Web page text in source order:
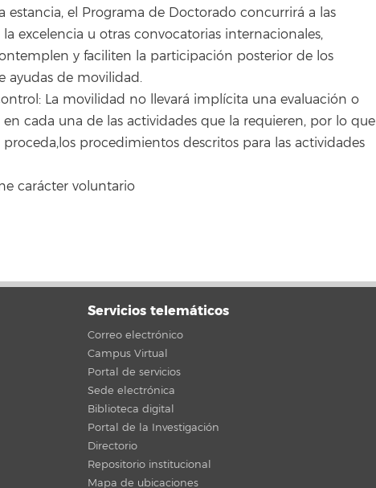
el Programa de Doctorado concurrirá a las
excelencia u otras convocatorias internacionales,
y faciliten la participación posterior de los
ayudas de movilidad.
La movilidad no llevará implícita una evaluación o
cada una de las actividades que la requieren, por lo que
procedimientos descritos para las actividades
carácter voluntario
Servicios telemáticos
Correo electrónico
Campus Virtual
Portal de servicios
Sede electrónica
Biblioteca digital
Portal de la Investigación
Directorio
Repositorio institucional
Mapa de ubicaciones